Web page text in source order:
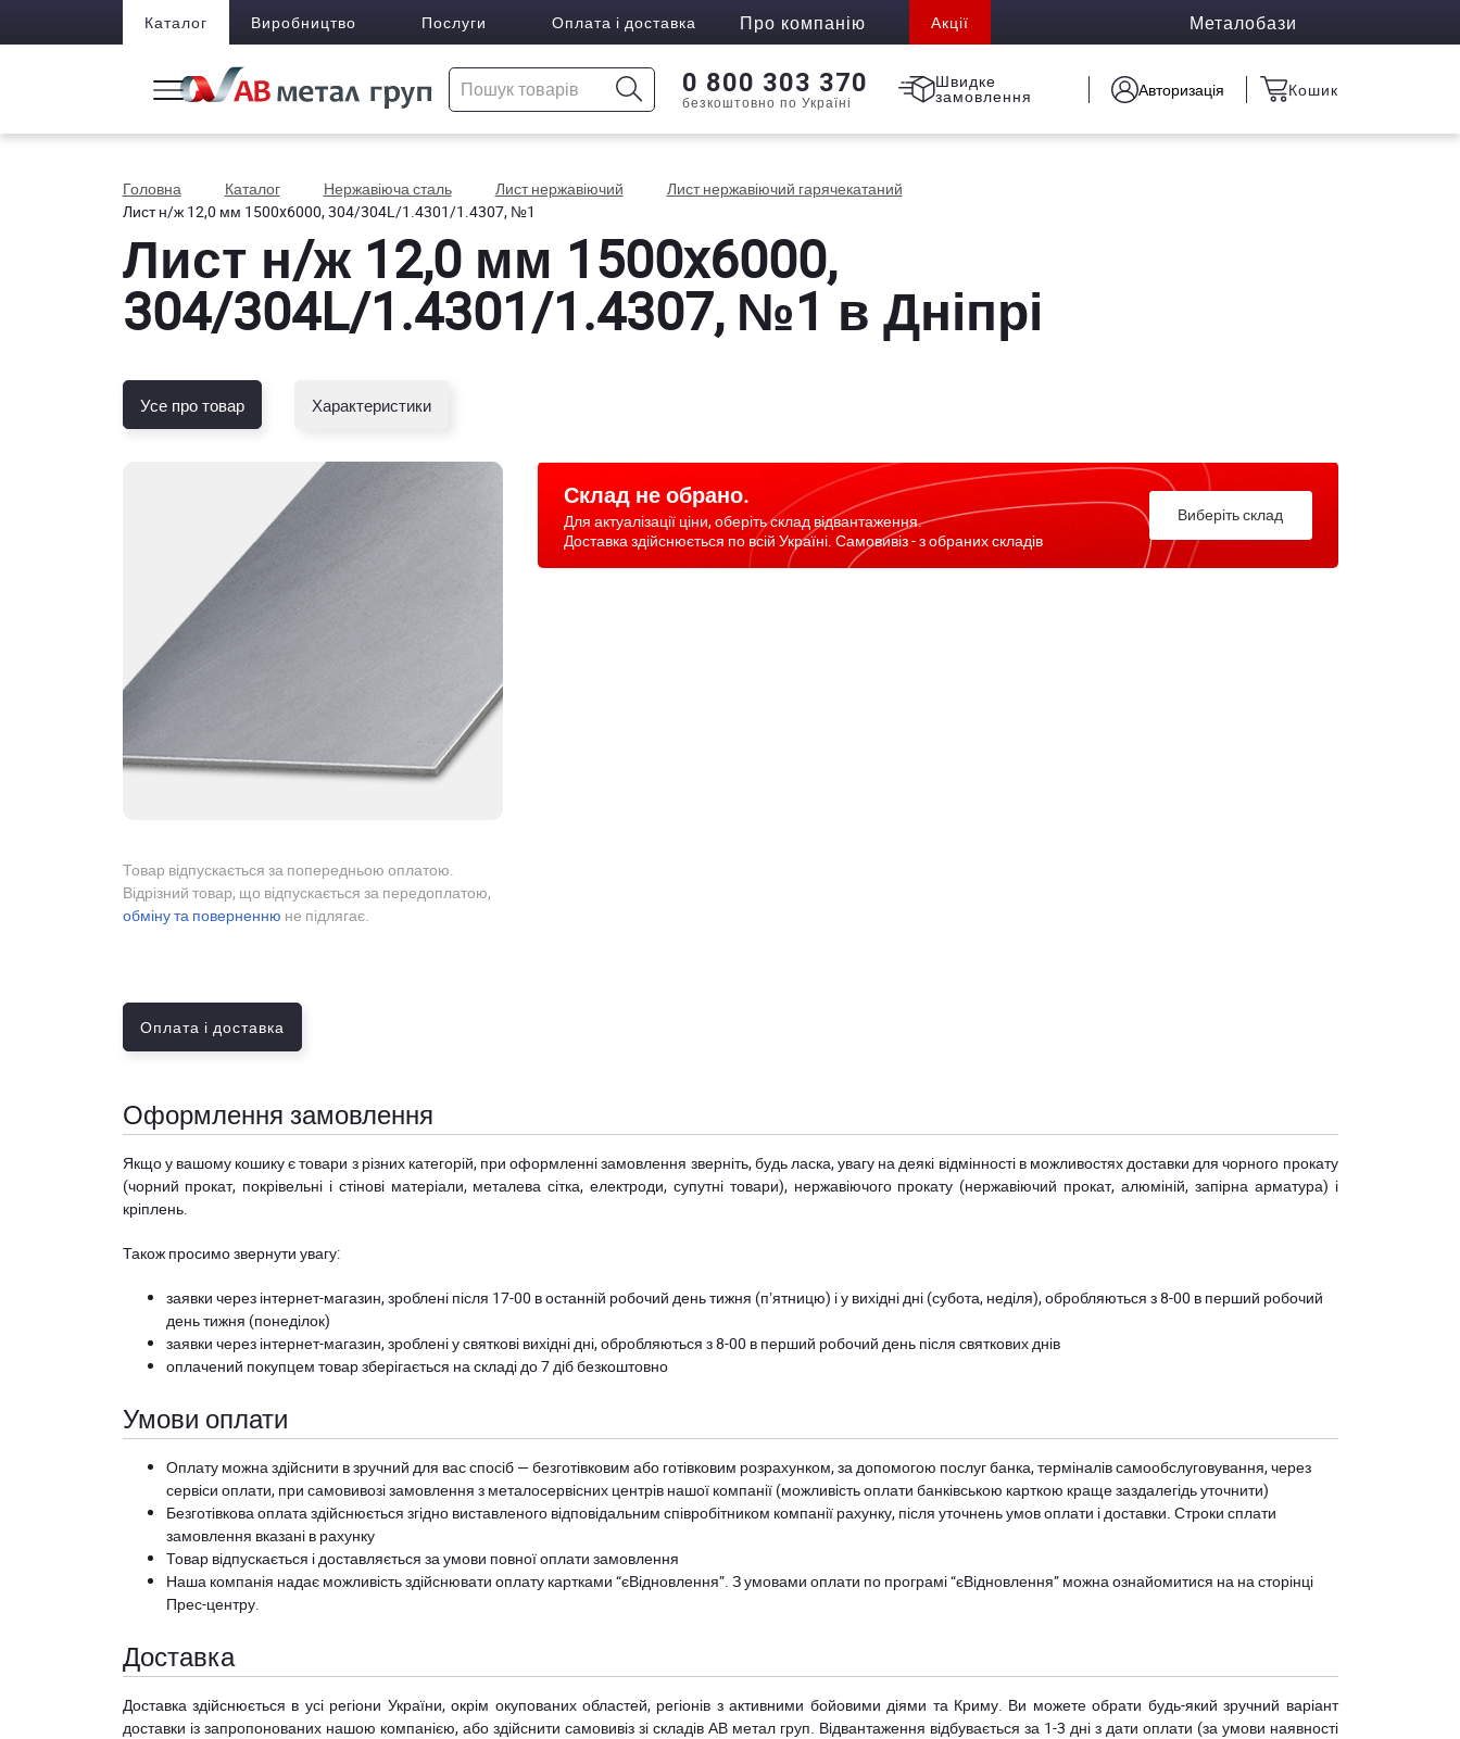
Каталог Виробництво Послуги Оплата і доставка Про компанію Акції Металобази
0 800 303 370
безкоштовно по Україні
Швидке
замовлення Авторизація Кошик
Головна Каталог Нержавіюча сталь Лист нержавіючий
Лист нержавіючий гарячекатаний
Лист н/ж 12,0 мм 1500x6000, 304/304L/1.4301/1.4307, №1
Лист н/ж 12,0 мм 1500x6000,
304/304L/1.4301/1.4307, №1 в Дніпрі
Усе про товар Характеристики
Товар відпускається за попередньою оплатою.
Відрізний товар, що відпускається за передоплатою,
обміну та поверненню не підлягає.
Склад не обрано.
Для актуалізації ціни, оберіть склад відвантаження.
Доставка здійснюється по всій Україні. Самовивіз - з обраних складів
Виберіть склад
Оплата і доставка
Оформлення замовлення
Якщо у вашому кошику є товари з різних категорій, при оформленні замовлення зверніть, будь ласка, увагу на деякі відмінності в можливостях доставки для чорного прокату
(чорний прокат, покрівельні і стінові матеріали, металева сітка, електроди, супутні товари), нержавіючого прокату (нержавіючий прокат, алюміній, запірна арматура) і
кріплень.
Також просимо звернути увагу:
заявки через інтернет-магазин, зроблені після 17-00 в останній робочий день тижня (пʼятницю) і у вихідні дні (субота, неділя), обробляються з 8-00 в перший робочий
день тижня (понеділок)
заявки через інтернет-магазин, зроблені у святкові вихідні дні, обробляються з 8-00 в перший робочий день після святкових днів
оплачений покупцем товар зберігається на складі до 7 діб безкоштовно
Умови оплати
Оплату можна здійснити в зручний для вас спосіб — безготівковим або готівковим розрахунком, за допомогою послуг банка, терміналів самообслуговування, через
сервіси оплати, при самовивозі замовлення з металосервісних центрів нашої компанії (можливість оплати банківською карткою краще заздалегідь уточнити)
Безготівкова оплата здійснюється згідно виставленого відповідальним співробітником компанії рахунку, після уточнень умов оплати і доставки. Строки сплати
замовлення вказані в рахунку
Товар відпускається і доставляється за умови повної оплати замовлення
Наша компанія надає можливість здійснювати оплату картками “єВідновлення”. З умовами оплати по програмі “єВідновлення” можна ознайомитися на на сторінці
Прес-центру.
Доставка
Доставка здійснюється в усі регіони України, окрім окупованих областей, регіонів з активними бойовими діями та Криму. Ви можете обрати будь-який зручний варіант
доставки із запропонованих нашою компанією, або здійснити самовивіз зі складів АВ метал груп. Відвантаження відбувається за 1-3 дні з дати оплати (за умови наявності